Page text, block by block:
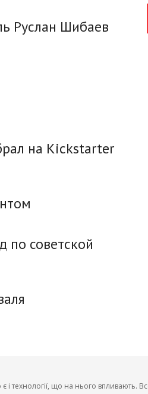
Руслан Шибаев
на Kickstarter
по советской
і технології, що на нього впливають.